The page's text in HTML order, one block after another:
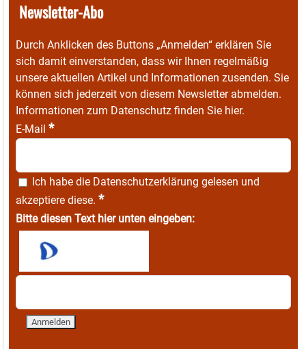
Newsletter-Abo
Durch Anklicken des Buttons „Anmelden“ erklären Sie
sich damit einverstanden, dass wir Ihnen regelmäßig
unsere aktuellen Artikel und Informationen zusenden. Sie
können sich jederzeit von diesem Newsletter abmelden.
Informationen zum Datenschutz finden Sie hier.
E-Mail *
Ich habe die Datenschutzerklärung gelesen und
akzeptiere diese. *
Bitte diesen Text hier unten eingeben: